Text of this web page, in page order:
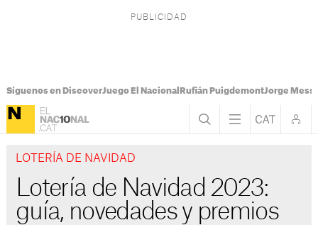
Síguenos en DiscoverJuego El Nacional Rufián PuigdemontJorge Messi
LOTERÍA DE NAVIDAD
Lotería de Navidad 2023:
guía, novedades y premios